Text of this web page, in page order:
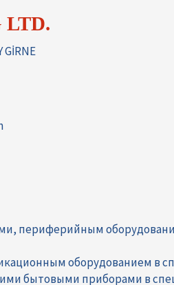
LTD.
GİRNE
периферийным
оборудованием в
бытовыми приборами в